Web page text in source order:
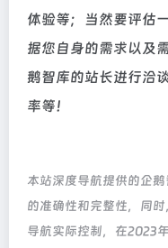
体验等；当然要评估
据您自身的需求以及
鹅智库的站长进行洽
率等！
本站深度导航提供的企
的准确性和完整性，同
导航实际控制，在2023